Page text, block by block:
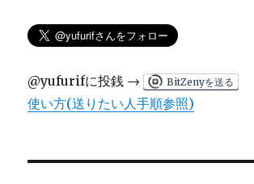
@yufurifに投銭 → BitZenyを送る
使い方(送りたい人手順参照)